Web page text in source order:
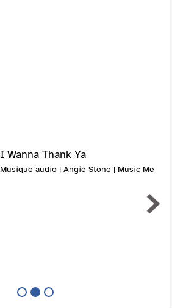
I Wanna Thank Ya
Musique audio | Angie Stone | Music Me